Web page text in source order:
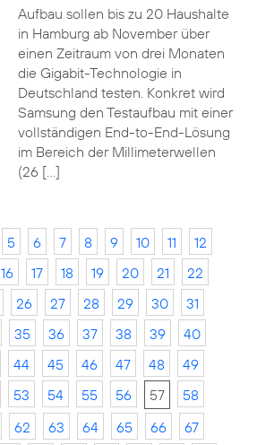
Aufbau sollen bis zu 20 Haushalte
in Hamburg ab November über
einen Zeitraum von drei Monaten
die Gigabit-Technologie in
Deutschland testen. Konkret wird
Samsung den Testaufbau mit einer
vollständigen End-to-End-Lösung
im Bereich der Millimeterwellen
(26 […]
5 6 7 8 9 10 11
12
16 17 18 19 20 21
22
26 27 28 29 30
31
35 36 37 38 39
40
44 45 46 47 48
49
53 54 55 56 57
58
62 63 64 65 66
67